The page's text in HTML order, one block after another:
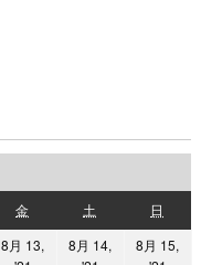
金金
曜
日
土
曜
日
日
曜
日
8月 13,
8月 14,
8月 15,